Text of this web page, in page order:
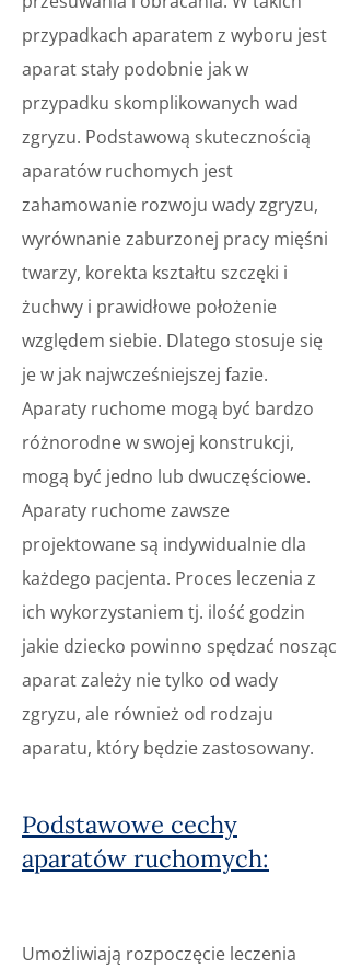
przypadkach aparatem z wyboru jest
aparat stały podobnie jak w
przypadku skomplikowanych wad
zgryzu. Podstawową skutecznością
aparatów ruchomych jest
zahamowanie rozwoju wady zgryzu,
wyrównanie zaburzonej pracy mięśni
twarzy, korekta kształtu szczęki i
żuchwy i prawidłowe położenie
względem siebie. Dlatego stosuje się
je w jak najwcześniejszej fazie.
Aparaty ruchome mogą być bardzo
różnorodne w swojej konstrukcji,
mogą być jedno lub dwuczęściowe.
Aparaty ruchome zawsze
projektowane są indywidualnie dla
każdego pacjenta. Proces leczenia z
ich wykorzystaniem tj. ilość godzin
jakie dziecko powinno spędzać nosząc
aparat zależy nie tylko od wady
zgryzu, ale również od rodzaju
aparatu, który będzie zastosowany.
Podstawowe cechy
aparatów ruchomych:
Umożliwiają rozpoczęcie leczenia